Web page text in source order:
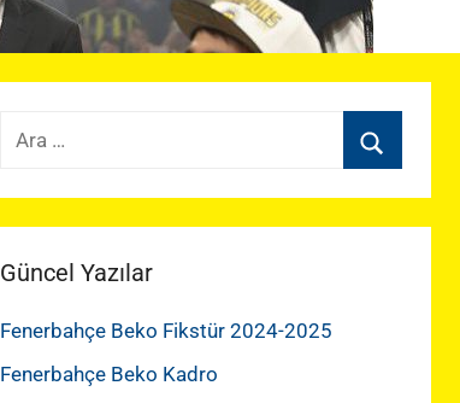
Arama:
Güncel Yazılar
Fenerbahçe Beko Fikstür 2024-2025
Fenerbahçe Beko Kadro